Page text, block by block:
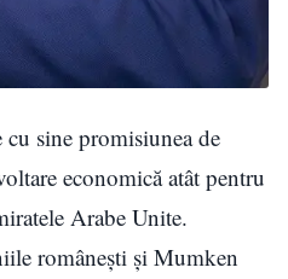
cu sine promisiunea de
economică atât pentru
Arabe Unite.
românești și Mumken